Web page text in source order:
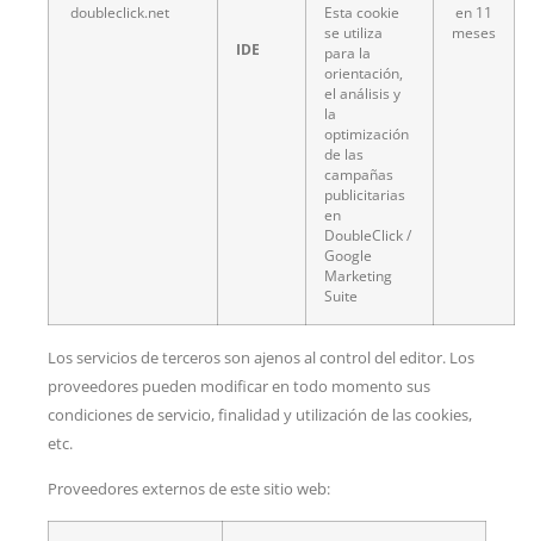
doubleclick.net
IDE
Esta cookie
se utiliza
para la
orientación,
el análisis y
la
optimización
de las
campañas
publicitarias
en
DoubleClick /
Google
Marketing
Suite
en 11
meses
Los servicios de terceros son ajenos al control del editor. Los
proveedores pueden modificar en todo momento sus
condiciones de servicio, finalidad y utilización de las cookies,
etc.
Proveedores externos de este sitio web: